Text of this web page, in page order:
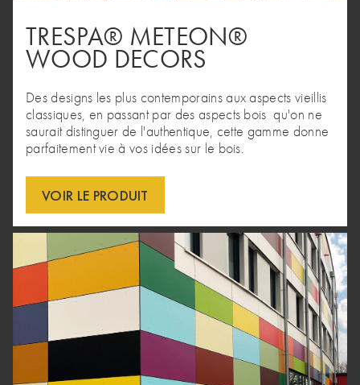
TRESPA® METEON®
WOOD DECORS
Des designs les plus contemporains aux aspects vieillis
classiques, en passant par des aspects bois qu'on ne
saurait distinguer de l'authentique, cette gamme donne
parfaitement vie à vos idées sur le bois.
VOIR LE PRODUIT